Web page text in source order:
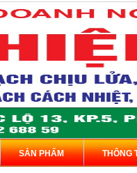
SẢN PHẨM THÔNG